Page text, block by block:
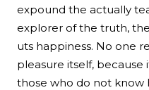
expound the actually
explorer of the truth,
uts happiness. No one
pleasure itself, because
those who do not know